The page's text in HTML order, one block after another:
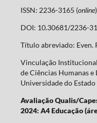
ISSN: 2236-3165 (online)
DOI: 10.30681/2236-
Título abreviado: Even.
Vinculação
de Ciências Humanas
Universidade do
Avaliação Qualis/
2024: A4 Educação